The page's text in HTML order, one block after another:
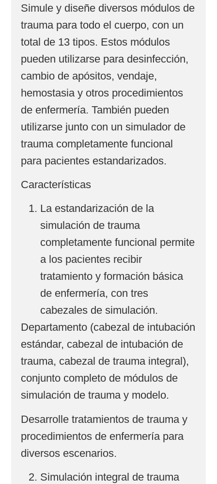
Simule y diseñe diversos módulos de
trauma para todo el cuerpo, con un
total de 13 tipos. Estos módulos
pueden utilizarse para desinfección,
cambio de apósitos, vendaje,
hemostasia y otros procedimientos
de enfermería. También pueden
utilizarse junto con un simulador de
trauma completamente funcional
para pacientes estandarizados.
Características
La estandarización de la
simulación de trauma
completamente funcional permite
a los pacientes recibir
tratamiento y formación básica
de enfermería, con tres
cabezales de simulación.
Departamento (cabezal de intubación
estándar, cabezal de intubación de
trauma, cabezal de trauma integral),
conjunto completo de módulos de
simulación de trauma y modelo.
Desarrolle tratamientos de trauma y
procedimientos de enfermería para
diversos escenarios.
Simulación integral de trauma